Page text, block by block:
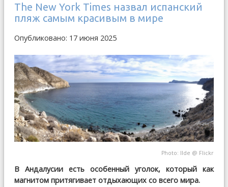
The New York Times назвал испанский
пляж самым красивым в мире
Опубликовано: 17 июня 2025
Photo: Ilde @ Flickr
В Андалусии есть особенный уголок, который как
магнитом притягивает отдыхающих со всего мира.